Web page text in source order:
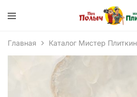
Главная Каталог Мистер Плиткин